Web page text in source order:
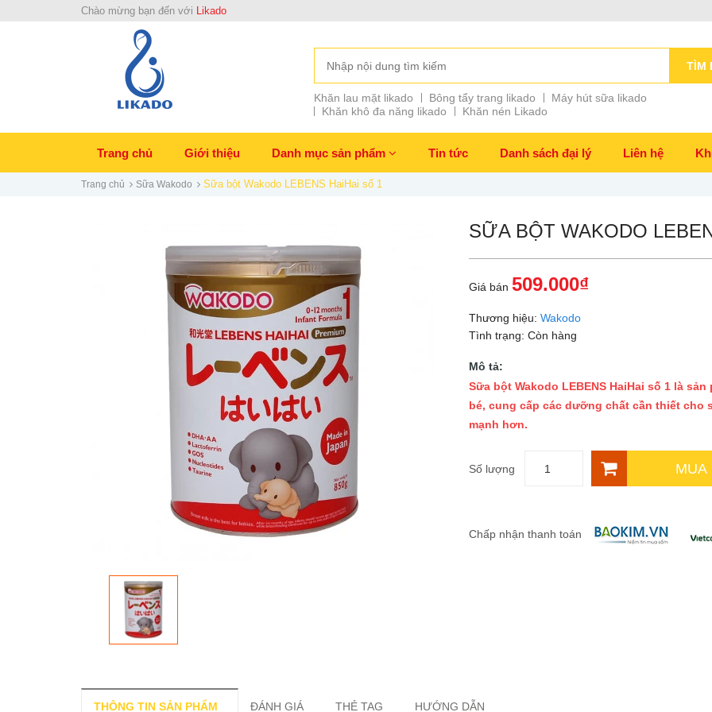
Chào mừng bạn đến với Likado
TÌM
Khăn lau mặt likado Bông tẩy trang likado
Máy hút sữa likado
Khăn khô đa năng likado
Khăn nén Likado
Trang chủ Giới thiệu Danh mục sản phẩm Tin tức Danh sách đại lý Liên hệ
Trang chủ Sữa Wakodo Sữa bột Wakodo LEBENS HaiHai số 1
SỮA BỘT WAKODO
Giá bán 509.000₫
Thương hiệu: Wakodo
Tình trạng: Còn hàng
Mô tả:
Sữa bột Wakodo LEBENS HaiHai số 1 là
bé, cung cấp các dưỡng chất cần thiết cho
mạnh hơn.
Số lượng MUA
Chấp nhận thanh toán
THÔNG TIN SẢN PHẨM ĐÁNH GIÁ THẺ TAG HƯỚNG DẪN